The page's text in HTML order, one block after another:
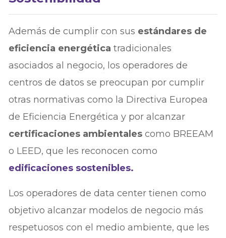
Además de cumplir con sus estándares de
eficiencia energéticatradicionales
asociados al negocio, los operadores de
centros de datos se preocupan por cumplir
otras normativas como la Directiva Europea
de Eficiencia Energética y por alcanzar
certificaciones ambientalescomo BREEAM
o LEED, que les reconocen como
edificaciones sostenibles.
Los operadores de data center tienen como
objetivo alcanzar modelos de negocio más
respetuosos con el medio ambiente, que les